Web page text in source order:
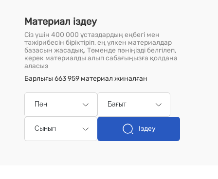
Материал іздеу
Сіз үшін 400 000 ұстаздардың еңбегі мен
тәжірибесін біріктіріп, ең үлкен материалдар
базасын жасадық. Төменде пәніңізді белгілеп,
керек материалды алып сабағыңызға қолдана
аласыз
Барлығы 663 959 материал жиналған
Пән Бағыт
Сынып Іздеу